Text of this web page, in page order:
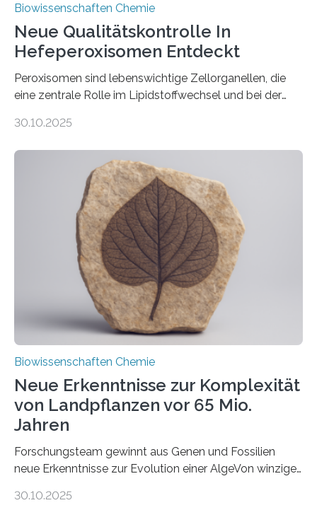
Biowissenschaften Chemie
Neue Qualitätskontrolle In
Hefeperoxisomen Entdeckt
Peroxisomen sind lebenswichtige Zellorganellen, die
eine zentrale Rolle im Lipidstoffwechsel und bei der
erfüllen können, müssen zahlreiche Enzyme präzise in
der Ruhr-Universität Bochum um Prof. Dr. Ralf Erdmann
und Dr. Ismaila Francis Yusuf hat nun einen bislang
unbekannten Qualitätskontrollmechanismus des
peroxisomalen Proteintransports in der Bäckerhefe
Saccharomyces cerevisiae entdeckt, der für die
Funktionsfähigkeit der Organellen entscheidend ist. Die
Studie wurde am 28. Oktober 2025 in der
Fachzeitschrift…
30.10.2025
Biowissenschaften Chemie
Neue Erkenntnisse zur Komplexität
von Landpflanzen vor 65 Mio.
Jahren
Forschungsteam gewinnt aus Genen und Fossilien
neue Erkenntnisse zur Evolution einer AlgeVon winzigen
Landpflanzen zählen zu den komplexesten
30.10.2025